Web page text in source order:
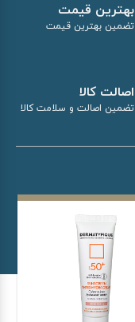
بهترین قیمت
تضمین بهترین قیمت
اصالت کالا
تضمین اصالت و سلامت کالا